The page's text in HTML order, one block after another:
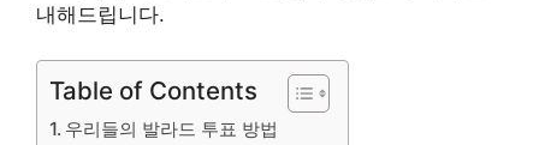
내해드립니다.
Table of Contents
우리들의 발라드 투표 방법